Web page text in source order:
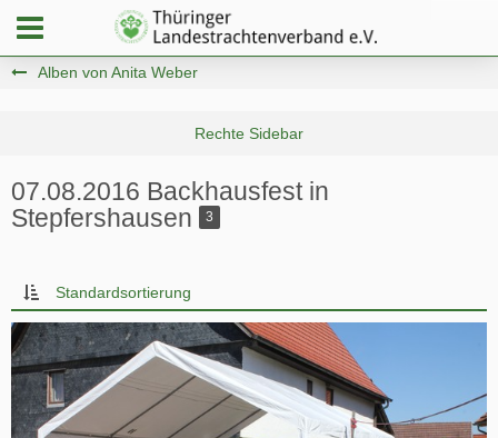
Alben von Anita Weber
07.08.2016 Backhausfest in
Stepfershausen
3
Standardsortierung